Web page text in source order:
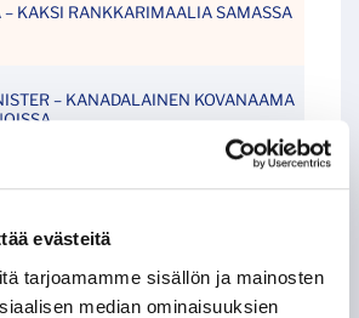
evästeitä
tarjoamamme sisällön ja mainosten
median ominaisuuksien
– KAKSI RANKKARIMAALIA SAMASSA
– KANADALAINEN KOVANAAMA
AMMATTILAISET TASON
VISIITTI ALASARJAAN